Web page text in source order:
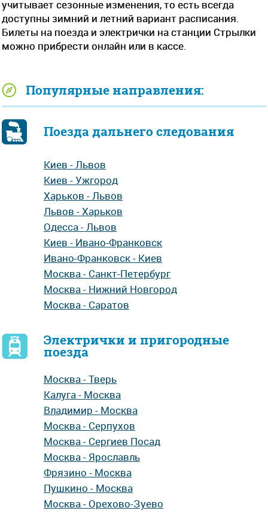
учитывает сезонные изменения, то есть всегда
доступны зимний и летний вариант расписания.
Билеты на поезда и электрички на станции Стрылки
можно прибрести онлайн или в кассе.
Популярные направления:
Поезда дальнего следования
Киев - Львов
Киев - Ужгород
Харьков - Львов
Львов - Харьков
Одесса - Львов
Киев - Ивано-Франковск
Ивано-Франковск - Киев
Москва - Санкт-Петербург
Москва - Нижний Новгород
Москва - Саратов
Электрички и пригородные
поезда
Москва - Тверь
Калуга - Москва
Владимир - Москва
Москва - Серпухов
Москва - Сергиев Посад
Москва - Ярославль
Фрязино - Москва
Пушкино - Москва
Москва - Орехово-Зуево